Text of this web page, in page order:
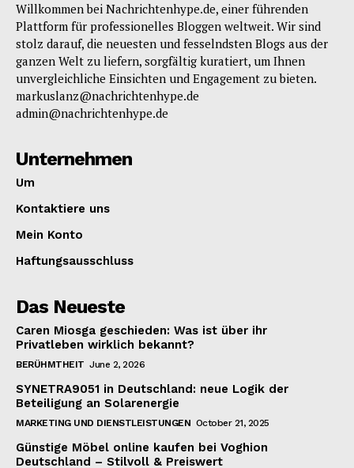
Willkommen bei Nachrichtenhype.de, einer führenden
Plattform für professionelles Bloggen weltweit. Wir sind
stolz darauf, die neuesten und fesselndsten Blogs aus der
ganzen Welt zu liefern, sorgfältig kuratiert, um Ihnen
unvergleichliche Einsichten und Engagement zu bieten.
markuslanz@nachrichtenhype.de
admin@nachrichtenhype.de
Unternehmen
Um
Kontaktiere uns
Mein Konto
Haftungsausschluss
Das Neueste
Caren Miosga geschieden: Was ist über ihr
Privatleben wirklich bekannt?
BERÜHMTHEIT June 2, 2026
SYNETRA9051 in Deutschland: neue Logik der
Beteiligung an Solarenergie
MARKETING UND DIENSTLEISTUNGEN October 21, 2025
Günstige Möbel online kaufen bei Voghion
Deutschland – Stilvoll & Preiswert